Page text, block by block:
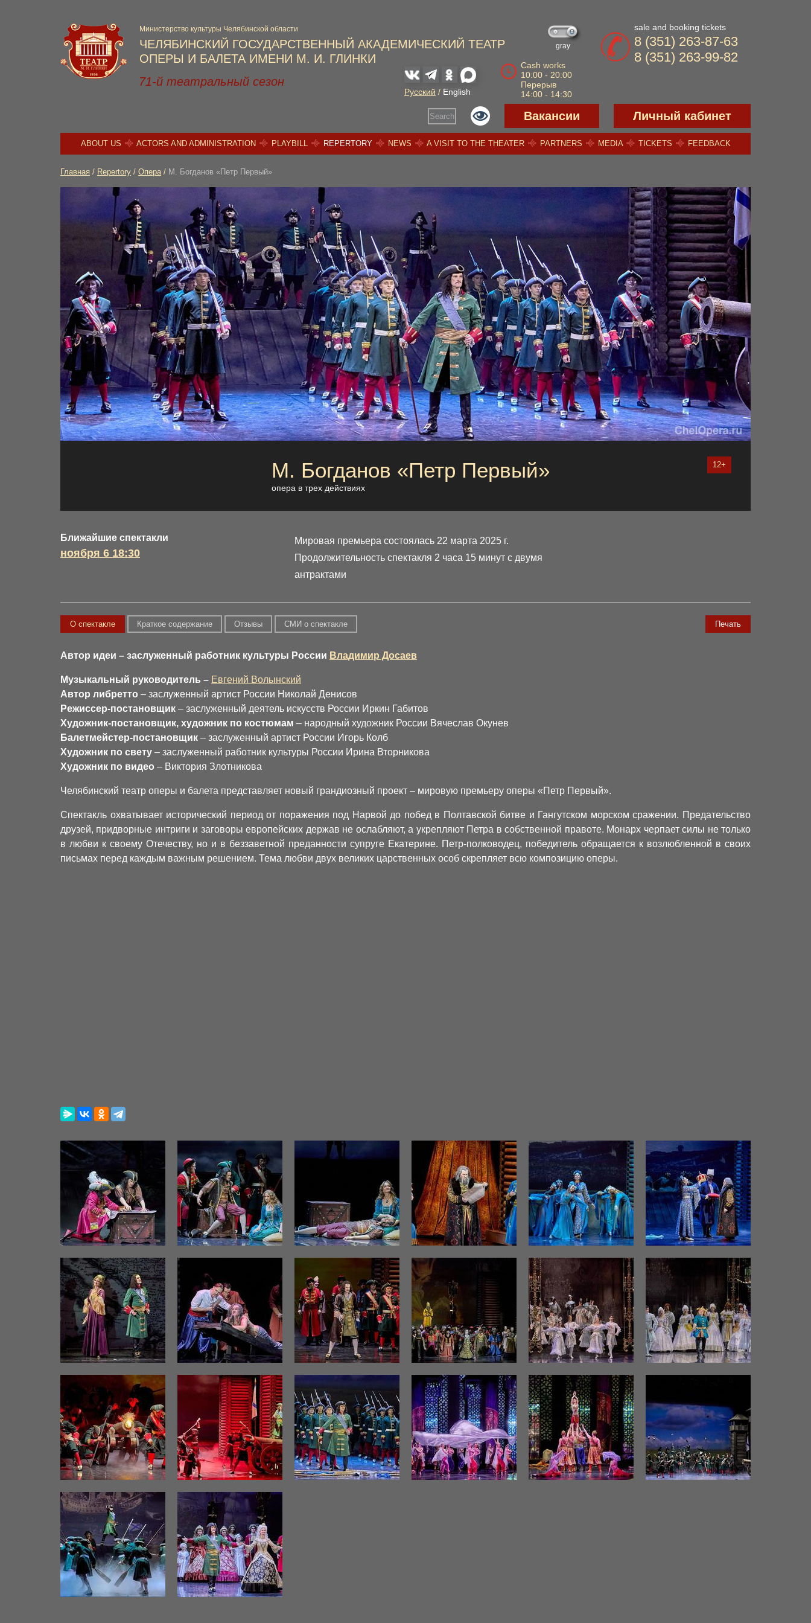
ЧЕЛЯБИНСКИЙ ГОСУДАРСТВЕННЫЙ АКАДЕМИЧЕСКИЙ ТЕАТР
ОПЕРЫ И БАЛЕТА ИМЕНИ М. И. ГЛИНКИ
Министерство культуры Челябинской области
gray
Cash works
10:00 - 20:00
Перерыв
14:00 - 14:30
Русский / English
sale and booking tickets
8 (351) 263-87-63
8 (351) 263-99-82
71-й театральный сезон
Search Вакансии Личный кабинет
ABOUT US ACTORS AND ADMINISTRATION PLAYBILL REPERTORY NEWS A VISIT TO THE THEATER PARTNERS MEDIA TICKETS FEEDBACK
Главная / Repertory / Опера/ М. Богданов «Петр Первый»
12+
М. Богданов «Петр Первый»
опера в трех действиях
Ближайшие спектакли
ноября 6 18:30
Мировая премьера состоялась 22 марта 2025 г.
Продолжительность спектакля 2 часа 15 минут с двумя
антрактами
Печать
О спектакле Краткое содержание Отзывы СМИ о спектакле
Автор идеи – заслуженный работник культуры России Владимир Досаев
Музыкальный руководитель – Евгений Волынский
Автор либретто – заслуженный артист России Николай Денисов
Режиссер-постановщик – заслуженный деятель искусств России Иркин Габитов
Художник-постановщик, художник по костюмам – народный художник России Вячеслав Окунев
Балетмейстер-постановщик – заслуженный артист России Игорь Колб
Художник по свету – заслуженный работник культуры России Ирина Вторникова
Художник по видео – Виктория Злотникова
Челябинский театр оперы и балета представляет новый грандиозный проект – мировую премьеру оперы «Петр Первый».
Спектакль охватывает исторический период от поражения под Нарвой до побед в Полтавской битве и Гангутском морском сражении. Предательство
друзей, придворные интриги и заговоры европейских держав не ослабляют, а укрепляют Петра в собственной правоте. Монарх черпает силы не только
в любви к своему Отечеству, но и в беззаветной преданности супруге Екатерине. Петр-полководец, победитель обращается к возлюбленной в своих
письмах перед каждым важным решением. Тема любви двух великих царственных особ скрепляет всю композицию оперы.